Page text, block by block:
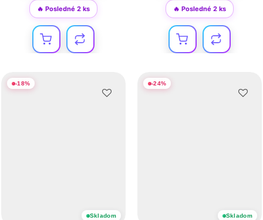
🔥 Posledné 2 ks 🔥 Posledné 2 ks
-18%
Skladom
-24%
Skladom